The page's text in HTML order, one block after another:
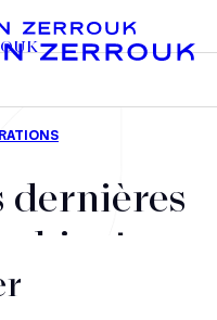
dernières
et nos